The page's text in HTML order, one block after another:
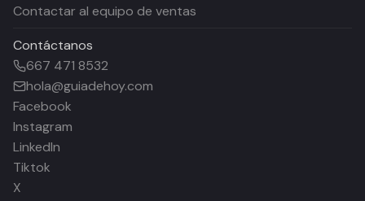
Contactar al equipo de ventas
Contáctanos
667 471 8532
hola@guiadehoy.com
Facebook
Instagram
LinkedIn
Tiktok
X